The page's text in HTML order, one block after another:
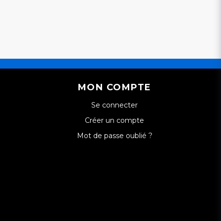
MON COMPTE
Se connecter
Créer un compte
Mot de passe oublié ?